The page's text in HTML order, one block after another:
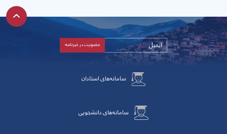
سامانه‌های استادان
سامانه‌های دانشجویی